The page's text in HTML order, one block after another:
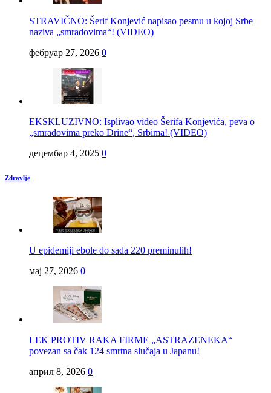
STRAVIČNO: Šerif Konjević napisao pesmu u kojoj Srbe
naziva „smradovima“! (VIDEO)
фебруар 27, 2026 0
EKSKLUZIVNO: Isplivao video Šerifa Konjevića, peva o
„smradovima preko Drine“, Srbima! (VIDEO)
децембар 4, 2025 0
Zdravlje
U epidemiji ebole do sada 220 preminulih!
мај 27, 2026 0
LEK PROTIV RAKA FIRME „ASTRAZENEKA“
povezan sa čak 124 smrtna slučaja u Japanu!
април 8, 2026 0